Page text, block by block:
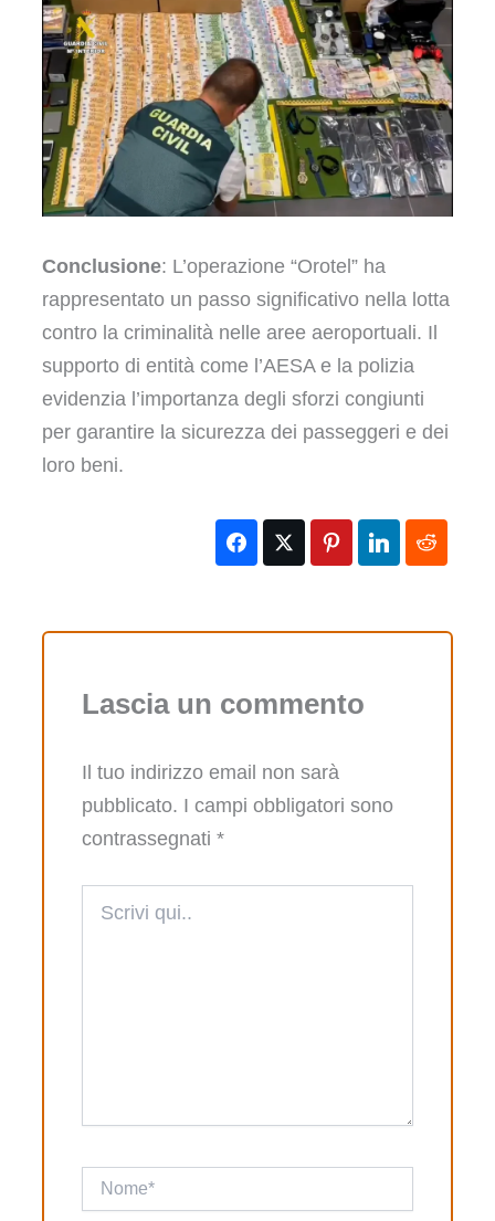
Conclusione: L’operazione “Orotel” ha
rappresentato un passo significativo nella lotta
contro la criminalità nelle aree aeroportuali. Il
supporto di entità come l’AESA e la polizia
evidenzia l’importanza degli sforzi congiunti
per garantire la sicurezza dei passeggeri e dei
loro beni.
Lascia un commento
Il tuo indirizzo email non sarà
pubblicato. I campi obbligatori sono
contrassegnati *
qui..